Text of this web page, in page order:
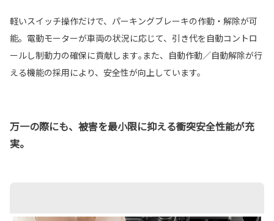
軽いスイッチ操作だけで、パーキングブレーキの作動・解除が可
能。電動モーターが車両の状況に応じて、引き代を自動コントロ
ールし制動力の確保に貢献します｡また、自動作動／自動解除が行
える機能の採用により、安全性が向上しています。
万一の際にも、被害を最小限に抑える衝突安全性能が充
実。